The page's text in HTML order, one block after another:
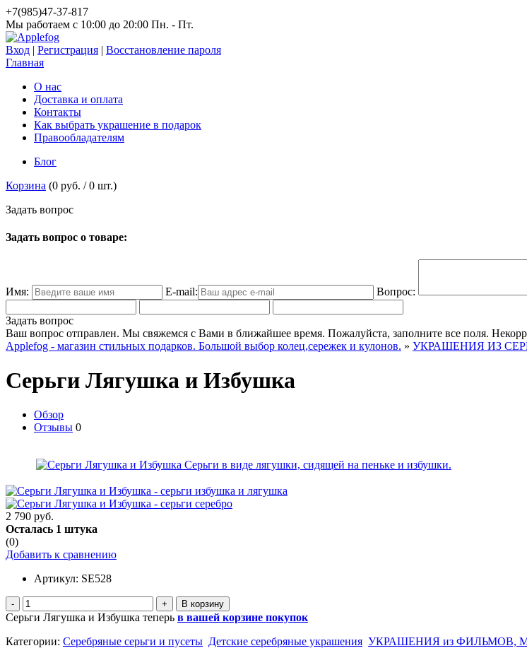
+7(985)47-37-817
Мы работаем c 10:00 до 20:00 Пн. - Пт.
Вход | Регистрация | Восстановление пароля
Главная
О нас
Доставка и оплата
Контакты
Как выбрать украшение в подарок
Правообладателям
Блог
Корзина (0 руб. /0 шт.)
Задать вопрос
Задать вопрос о товаре:
Имя: E-mail: Вопрос:
Задать вопрос
Ваш вопрос отправлен. Мы свяжемся с Вами в ближайшее время. Пожалуйста, заполните все поля.
Applefog - магазин стильных подарков. Большой выбор колец,сережек и кулонов. » УКРАШЕНИЯ ИЗ
Серьги Лягушка и Избушка
Обзор
Отзывы 0
2 790 руб.
Осталась 1 штука
(0)
Добавить к сравнению
Артикул: SE528
- +
Серьги Лягушка и Избушка теперь в вашей корзине покупок
Категории: Серебряные серьги и пусеты Детские серебряные украшения УКРАШЕНИЯ из ФИЛЬМОВ,